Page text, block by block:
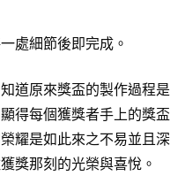
處細節後即完成。
道原來獎盃的製作過程是
得每個獲獎者手上的獎盃
耀是如此來之不易並且深
獎那刻的光榮與喜悅。